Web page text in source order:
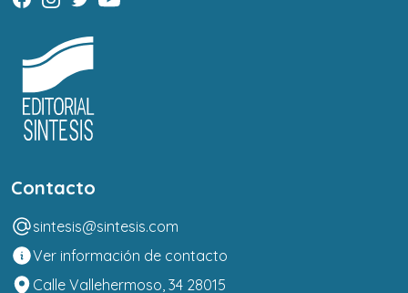
Contacto
sintesis@sintesis.com
Ver información de contacto
Calle Vallehermoso, 34 28015